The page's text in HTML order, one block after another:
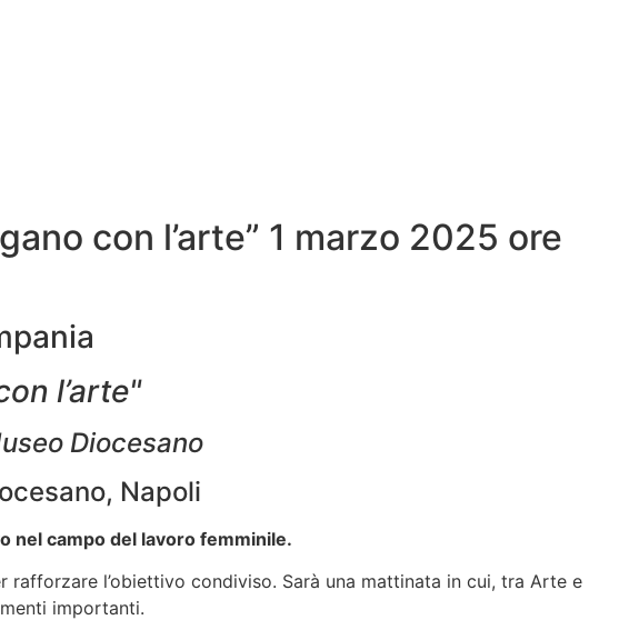
con l’arte” 1 marzo 2025 ore
l’arte"
Diocesano
Napoli
nel campo del lavoro femminile.
l’obiettivo condiviso. Sarà una mattinata in cui, tra Arte e
importanti.